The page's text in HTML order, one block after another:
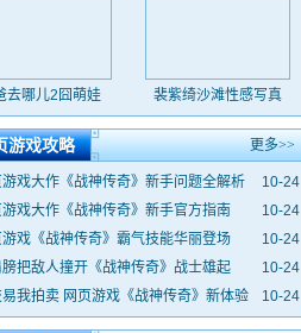
去哪儿2囧萌娃 裴紫绮沙滩性感写真
更多>>
游戏攻略
10-24
游戏大作《战神传奇》新手问题全解析
10-24
游戏大作《战神传奇》新手官方指南
10-24
游戏《战神传奇》霸气技能华丽登场
10-24
把敌人撞开《战神传奇》战士雄起
10-24
我拍卖 网页游戏《战神传奇》新体验